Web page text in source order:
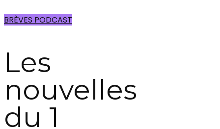
BRÈVES PODCAST
Les
nouvelles
du 1